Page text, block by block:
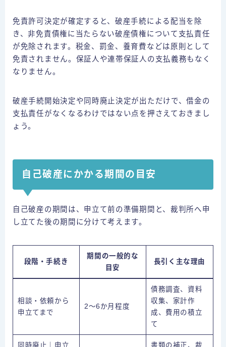
免責許可決定が確定すると、破産手続による配当を除
き、非免責債権に当たらない破産債権について支払責任
が免除されます。税金、罰金、養育費などは原則として
免責されません。保証人や連帯保証人の支払義務もなく
なりません。
破産手続開始決定や同時廃止決定が出ただけで、借金の
支払責任がなくなるわけではない点を押さえておきまし
ょう。
自己破産にかかる期間の目安
自己破産の期間は、申立て前の準備期間と、裁判所へ申
し立てた後の期間に分けて考えます。
段階・手続き
期間の一般的な
目安
長引く主な理由
相談・依頼から
申立てまで
2～6か月程度
債務調査、資料
収集、家計作
成、費用の積立
て
同時廃止｜申立
書類の補正、裁